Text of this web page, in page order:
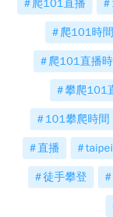
爬101直播
爬101時間
爬101直播
攀爬101
101攀爬時間
直播 taipei
徒手攀登